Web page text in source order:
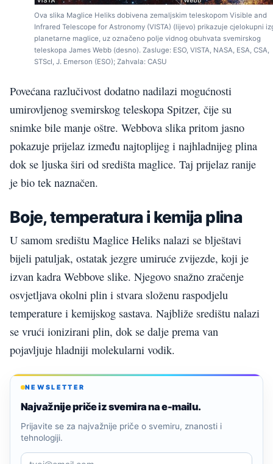
Ova slika Maglice Heliks dobivena zemaljskim teleskopom Visible and
Infrared Telescope for Astronomy (VISTA) (lijevo) prikazuje cjelokupni
planetarne maglice, uz označeno polje vidnog obuhvata svemirskog
teleskopa James Webb (desno). Zasluge: ESO, VISTA, NASA, ESA, CSA,
STScI, J. Emerson (ESO); Zahvala: CASU
Povećana razlučivost dodatno nadilazi mogućnosti
umirovljenog svemirskog teleskopa Spitzer, čije su
snimke bile manje oštre. Webbova slika pritom jasno
pokazuje prijelaz između najtoplijeg i najhladnijeg plina
dok se ljuska širi od središta maglice. Taj prijelaz ranije
je bio tek naznačen.
Boje, temperatura i kemija plina
U samom središtu Maglice Heliks nalazi se blještavi
bijeli patuljak, ostatak jezgre umiruće zvijezde, koji je
izvan kadra Webbove slike. Njegovo snažno zračenje
osvjetljava okolni plin i stvara složenu raspodjelu
temperature i kemijskog sastava. Najbliže središtu nalazi
se vrući ionizirani plin, dok se dalje prema van
pojavljuje hladniji molekularni vodik.
NEWSLETTER
Najvažnije priče iz svemira na e-mailu.
Prijavite se za najvažnije priče o svemiru, znanosti i
tehnologiji.